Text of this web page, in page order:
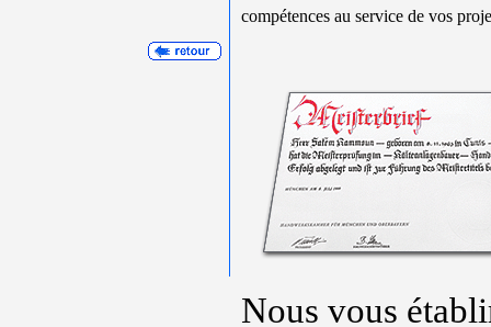
compétences au service de vos
Nous vous